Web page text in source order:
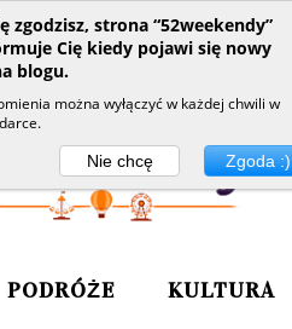
PODRÓŻE KULTURA
zgodzisz, strona “52weekendy”
Cię kiedy pojawi się nowy
blogu.
można wyłączyć w każdej chwili w
Nie chcę Zgoda :)